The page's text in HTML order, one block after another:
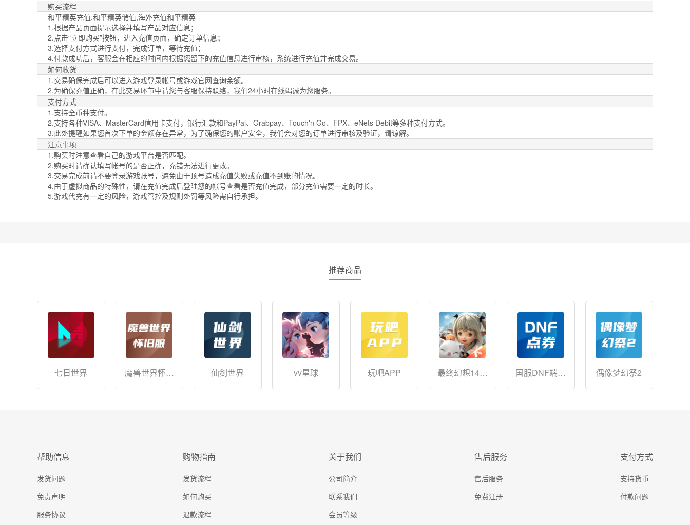
购买流程
和平精英充值,和平精英储值,海外充值和平精英
1.根据产品页面提示选择并填写产品对应信息；
2.点击“立即购买”按钮，进入充值页面，确定订单信息；
3.选择支付方式进行支付，完成订单，等待充值；
4.付款成功后，客服会在相应的时间内根据您留下的充值信息进行审核，系统进行充值并完成交易。
如何收货
1.交易确保完成后可以进入游戏登录帐号或游戏官网查询余额。
2.为确保充值正确，在此交易环节中请您与客服保持联络，我们24小时在线竭诚为您服务。
支付方式
1.支持全币种支付。
2.支持各种VISA、MasterCard信用卡支付，银行汇款和PayPal、Grabpay、Touch'n Go、FPX、eNets Debit等多种支付方式。
3.此处提醒如果您首次下单的金额存在异常，为了确保您的账户安全，我们会对您的订单进行审核及验证，请谅解。
注意事项
1.购买时注意查看自己的游戏平台是否匹配。
2.购买时请确认填写帐号的是否正确，充错无法进行更改。
3.交易完成前请不要登录游戏账号，避免由于顶号造成充值失败或充值不到账的情况。
4.由于虚拟商品的特殊性，请在充值完成后登陆您的帐号查看是否充值完成，部分充值需要一定的时长。
5.游戏代充有一定的风险，游戏管控及规则处罚等风险需自行承担。
推荐商品
七日世界
魔兽世界怀旧
仙剑世界 vv星球 玩吧APP
最终幻想14：
国服DNF端游
偶像梦幻祭2
帮助信息
发货问题
免责声明
服务协议
购物指南
发货流程
如何购买
退款流程
关于我们
公司简介
联系我们
会员等级
售后服务
售后服务
免费注册
支付方式
支持货币
付款问题